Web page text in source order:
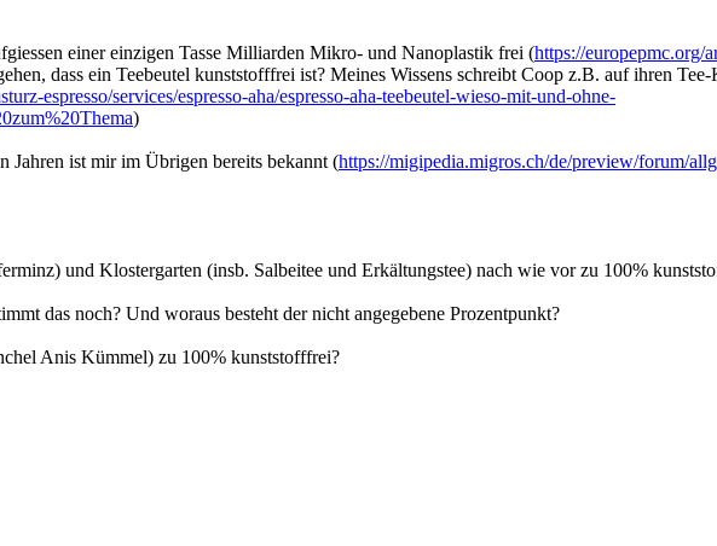
einer einzigen Tasse Milliarden Mikro- und Nanoplastik frei (https://europepmc.org/
dass ein Teebeutel kunststofffrei ist? Meines Wissens schreibt Coop z.B. auf ihren
espresso/services/espresso-aha/espresso-aha-teebeutel-wieso-mit-und-ohne-
)
ist mir im Übrigen bereits bekannt (https://migipedia.migros.ch/de/preview/forum/
und Klostergarten (insb. Salbeitee und Erkältungstee) nach wie vor zu 100%
das noch? Und woraus besteht der nicht angegebene Prozentpunkt?
Anis Kümmel) zu 100% kunststofffrei?